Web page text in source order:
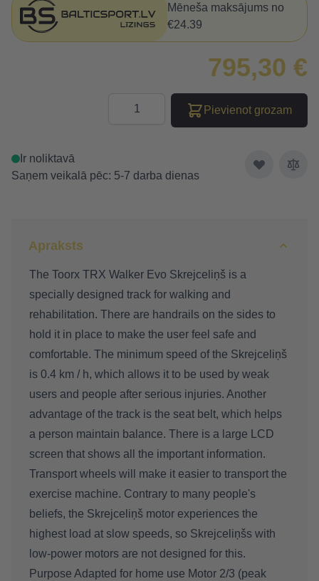
Mēneša maksājums no
€24.39
795,30 €
Pievienot grozam
Ir noliktavā
Saņem veikalā pēc: 5-7 darba dienas
Apraksts
The Toorx TRX Walker Evo Skrejceliņš is a
specially designed track for walking and
rehabilitation. There are handrails on the sides to
hold it in place to make the user feel safe and
comfortable. The minimum speed of the Skrejceliņš
is 0.4 km / h, which allows it to be used by weak
users and people after serious injuries. Another
advantage of the track is the seat belt, which helps
a person maintain balance. There is a large LCD
screen that shows all the important information.
Transport wheels will make it easier to transport the
exercise machine. Contrary to many people's
beliefs, the Skrejceliņš motor experiences the
highest load at slow speeds, so Skrejceliņšs with
low-power motors are not designed for this.
Purpose Adapted for home use Motor 2/3 (peak